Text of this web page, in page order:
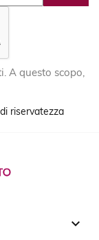
A questo scopo,
riservatezza
